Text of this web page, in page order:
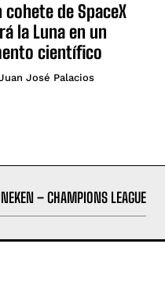
de SpaceX
la Luna en un
científico
José Palacios
– CHAMPIONS LEAGUE